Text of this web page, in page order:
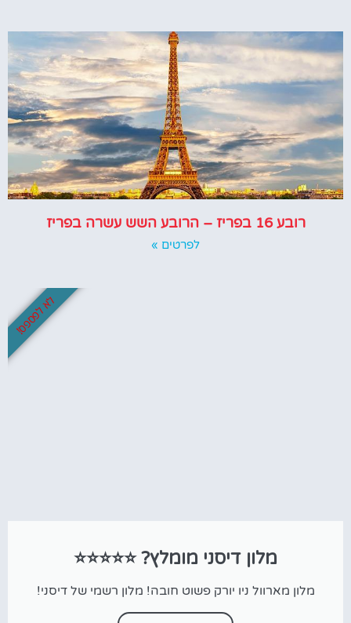
רובע 16 בפריז – הרובע השש עשרה בפריז
לפרטים »
מלון דיסני מומלץ? ⭐⭐⭐⭐⭐
מלון מארוול ניו יורק פשוט חובה! מלון רשמי של דיסני!
לא לפספס!